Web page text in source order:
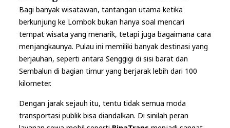
Bagi banyak wisatawan, tantangan utama ketika
berkunjung ke Lombok bukan hanya soal mencari
tempat wisata yang menarik, tetapi juga bagaimana cara
menjangkaunya. Pulau ini memiliki banyak destinasi yang
berjauhan, seperti antara Senggigi di sisi barat dan
Sembalun di bagian timur yang berjarak lebih dari 100
kilometer.
Dengan jarak sejauh itu, tentu tidak semua moda
transportasi publik bisa diandalkan. Di sinilah peran